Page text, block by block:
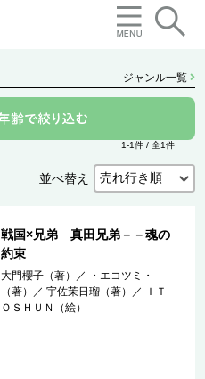
ジャンル一覧
1-1件 / 全1件
並べ替え
戦国×兄弟 真田兄弟－－魂の
約束
大門櫻子（著） ／
・エコツミ・
（著）
／宇佐茉日瑠（著） ／
ＩＴ
ＯＳＨＵＮ（絵）